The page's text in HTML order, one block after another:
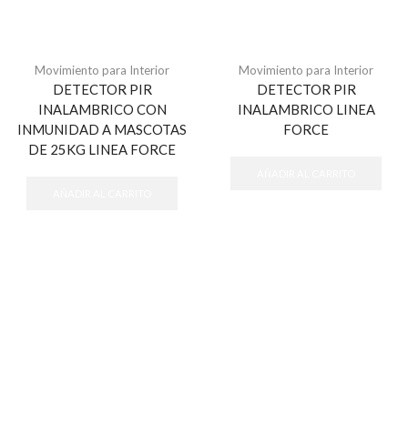
Movimiento para Interior
DETECTOR PIR
INALAMBRICO CON
INMUNIDAD A MASCOTAS
DE 25KG LINEA FORCE
Movimiento para Interior
DETECTOR PIR
INALAMBRICO LINEA
FORCE